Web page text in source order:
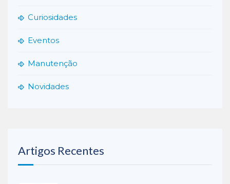
Curiosidades
Eventos
Manutenção
Novidades
Artigos Recentes